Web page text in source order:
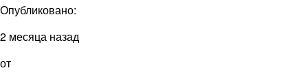
Опубликовано:
2 месяца назад
от